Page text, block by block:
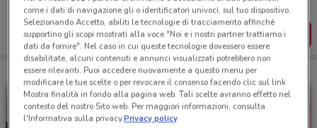
dal tuo cellulare.
SCARICA L’APP
come i dati di navigazione gli o identificatori univoci, sul tuo dispositivo.
Selezionando Accetto, abiliti le tecnologie di tracciamento affinché
supportino gli scopi mostrati alla voce "Noi e i nostri partner trattiamo i
dati da fornire". Nel caso in cui queste tecnologie dovessero essere
disabilitate, alcuni contenuti e annunci visualizzati potrebbero non
essere rilevanti. Puoi accedere nuovamente a questo menu per
modificare le tue scelte o per revocare il consenso facendo clic sul link
Mostra finalità in fondo alla pagina web. Tali scelte avranno effetto nel
contesto del nostro Sito web. Per maggiori informazioni, consulta
l'Informativa sulla privacy.Privacy policy